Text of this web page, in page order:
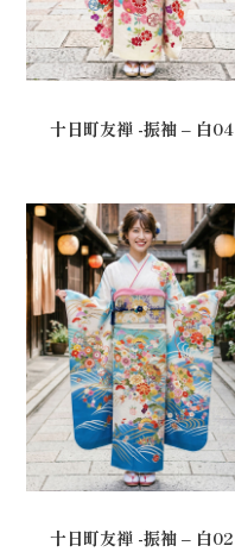
十日町友禅 -振袖 – 白04
十日町友禅 -振袖 – 白02